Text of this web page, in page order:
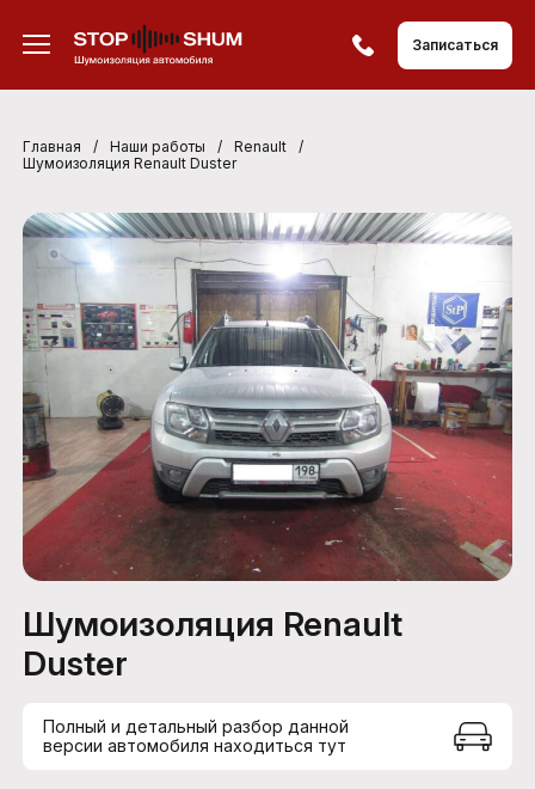
Записаться
Главная / Наши работы / Renault
/
Шумоизоляция Renault Duster
Шумоизоляция Renault
Duster
Полный и детальный разбор данной
версии автомобиля находиться тут